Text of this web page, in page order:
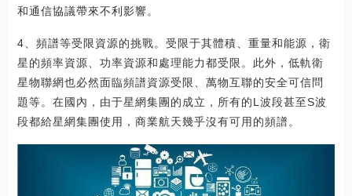
和通信協議帶來不利影響。
4、頻譜等受限資源的挑戰。受限于其體積、重量和能源，衛
星的頻率資源、功率資源和處理能力都受限。此外，低軌衛
星物聯網也必然面臨頻譜資源受限、萬物互聯的安全可信問
題等。在國內，由于星網集團的成立，所有的L波段甚至S波
段都給星網集團使用，商業航天幾乎沒有可用的頻譜。